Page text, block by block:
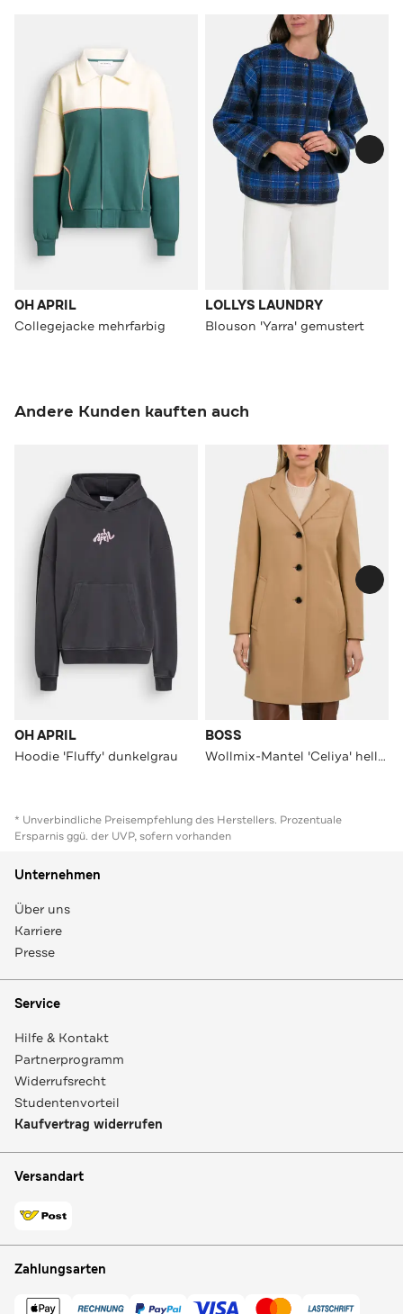
OH APRIL
Collegejacke mehrfarbig
LOLLYS LAUNDRY
Blouson 'Yarra' gemustert
Andere Kunden kauften auch
OH APRIL
Hoodie 'Fluffy' dunkelgrau
BOSS
Wollmix-Mantel 'Celiya' hellbraun
* Unverbindliche Preisempfehlung des Herstellers. Prozentuale
Ersparnis ggü. der UVP, sofern vorhanden
Unternehmen
Über uns
Karriere
Presse
Service
Hilfe & Kontakt
Partnerprogramm
Widerrufsrecht
Studentenvorteil
Kaufvertrag widerrufen
Versandart
Zahlungsarten